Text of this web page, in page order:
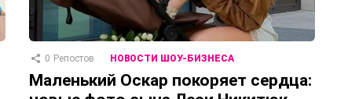
0 Репостов НОВОСТИ ШОУ-БИЗНЕСА
Маленький Оскар покоряет сердца: